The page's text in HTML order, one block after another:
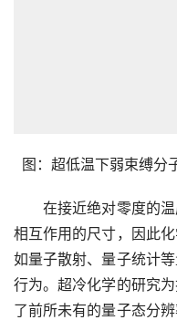
图：超低温下弱束缚分
在接近绝对零度的温
相互作用的尺寸，因此
如量子散射、量子统计
行为。超冷化学的研究
了前所未有的量子态分